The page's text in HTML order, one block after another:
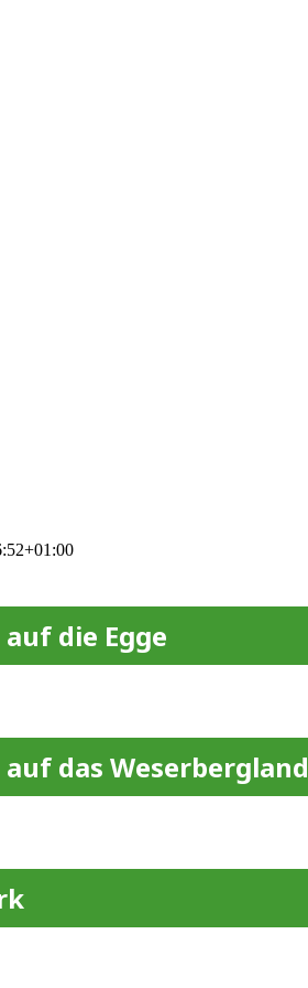
die Egge
das Weserbergland